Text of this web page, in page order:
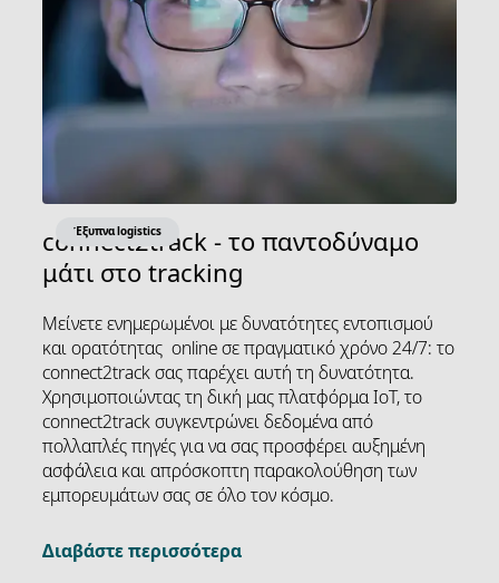
connect2track - το παντοδύναμο
μάτι στο tracking
Μείνετε ενημερωμένοι με δυνατότητες εντοπισμού
και ορατότητας online σε πραγματικό χρόνο 24/7: το
connect2track σας παρέχει αυτή τη δυνατότητα.
Χρησιμοποιώντας τη δική μας πλατφόρμα IoT, το
connect2track συγκεντρώνει δεδομένα από
πολλαπλές πηγές για να σας προσφέρει αυξημένη
ασφάλεια και απρόσκοπτη παρακολούθηση των
εμπορευμάτων σας σε όλο τον κόσμο.
Διαβάστε περισσότερα
Έξυπνα logistics